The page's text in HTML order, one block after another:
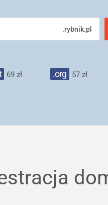
.rybnik.pl
69 zł .org 57 zł